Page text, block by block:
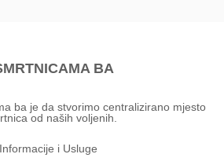
BA
ba je da stvorimo centralizirano mjesto
od naših voljenih.
Informacije i Usluge